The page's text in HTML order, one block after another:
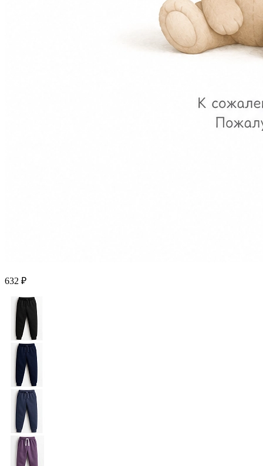
632 ₽